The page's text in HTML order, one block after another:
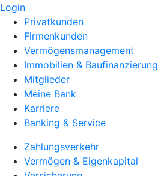
Login
Privatkunden
Firmenkunden
Vermögensmanagement
Immobilien & Baufinanzierung
Mitglieder
Meine Bank
Karriere
Banking & Service
Zahlungsverkehr
Vermögen & Eigenkapital